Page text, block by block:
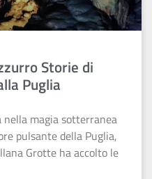
Storie di
Puglia
nella magia sotterranea
pulsante della Puglia,
Grotte ha accolto le